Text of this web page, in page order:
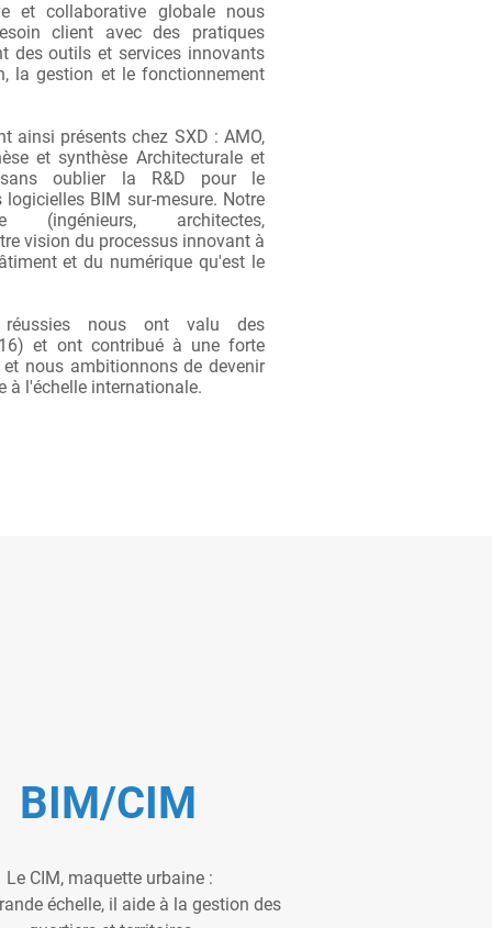
et collaborative globale nous
client avec des pratiques
des outils et services innovants
la gestion et le fonctionnement
ainsi présents chez SXD : AMO,
et synthèse Architecturale et
sans oublier la R&D pour le
BIM sur-mesure. Notre
(ingénieurs, architectes,
vision du processus innovant à
et du numérique qu'est le
réussies nous ont valu des
et ont contribué à une forte
nous ambitionnons de devenir
à l'échelle internationale.
BIM/CIM
Le CIM, maquette urbaine :
échelle, il aide à la gestion des